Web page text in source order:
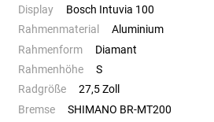
Display
Bosch Intuvia 100
Rahmenmaterial
Aluminium
Rahmenform
Diamant
Rahmenhöhe
S
Radgröße
27,5 Zoll
Bremse
SHIMANO BR-MT200